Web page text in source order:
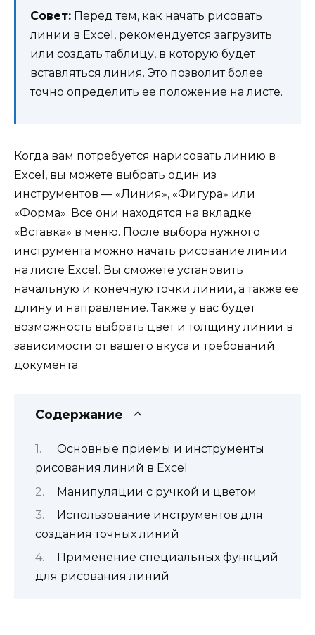
Совет: Перед тем, как начать рисовать
линии в Excel, рекомендуется загрузить
или создать таблицу, в которую будет
вставляться линия. Это позволит более
точно определить ее положение на листе.
Когда вам потребуется нарисовать линию в
Excel, вы можете выбрать один из
инструментов — «Линия», «Фигура» или
«Форма». Все они находятся на вкладке
«Вставка» в меню. После выбора нужного
инструмента можно начать рисование линии
на листе Excel. Вы сможете установить
начальную и конечную точки линии, а также ее
длину и направление. Также у вас будет
возможность выбрать цвет и толщину линии в
зависимости от вашего вкуса и требований
документа.
Содержание
Основные приемы и инструменты
рисования линий в Excel
Манипуляции с ручкой и цветом
Использование инструментов для
создания точных линий
Применение специальных функций
для рисования линий